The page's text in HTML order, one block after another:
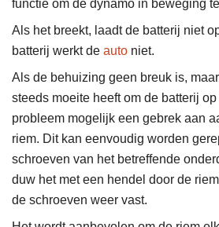
functie om de dynamo in beweging
Als het breekt, laadt de batterij niet
batterij werkt de auto niet.
Als de behuizing geen breuk is,
steeds moeite heeft om de batterij
probleem mogelijk een gebrek aan
riem. Dit kan eenvoudig worden
schroeven van het betreffende
duw het met een hendel door de
de schroeven weer vast.